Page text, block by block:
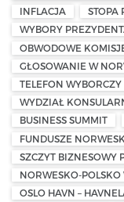
INFLACJA
STOPA
WYBORY
OBWODOWE
GŁOSOWANIE W
TELEFON WYBORCZY
WYDZIAŁ
BUSINESS SUMMIT
FUNDUSZE
SZCZYT BIZNESOWY
NORWESKO-POLSKO
OSLO HAVN –